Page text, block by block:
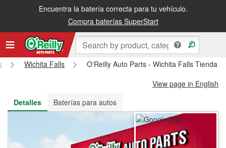
Encuentra la batería correcta para tu vehículo.
Compra baterías SuperStart
Recibe tu orden gratis al día siguiente o recógela en la tienda
Wichita Falls
O'Reilly Auto Parts - Wichita Falls Tienda
View page in English
Detalles
Baterías para autos